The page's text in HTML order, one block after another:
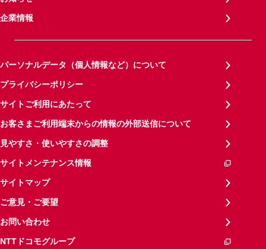
企業情報
パーソナルデータ（個人情報など）について
プライバシーポリシー
サイトご利用にあたって
お客さまご利用端末からの情報の外部送信について
見やすさ・使いやすさの調整
サイトメンテナンス情報
サイトマップ
ご意見・ご要望
お問い合わせ
NTTドコモグループ